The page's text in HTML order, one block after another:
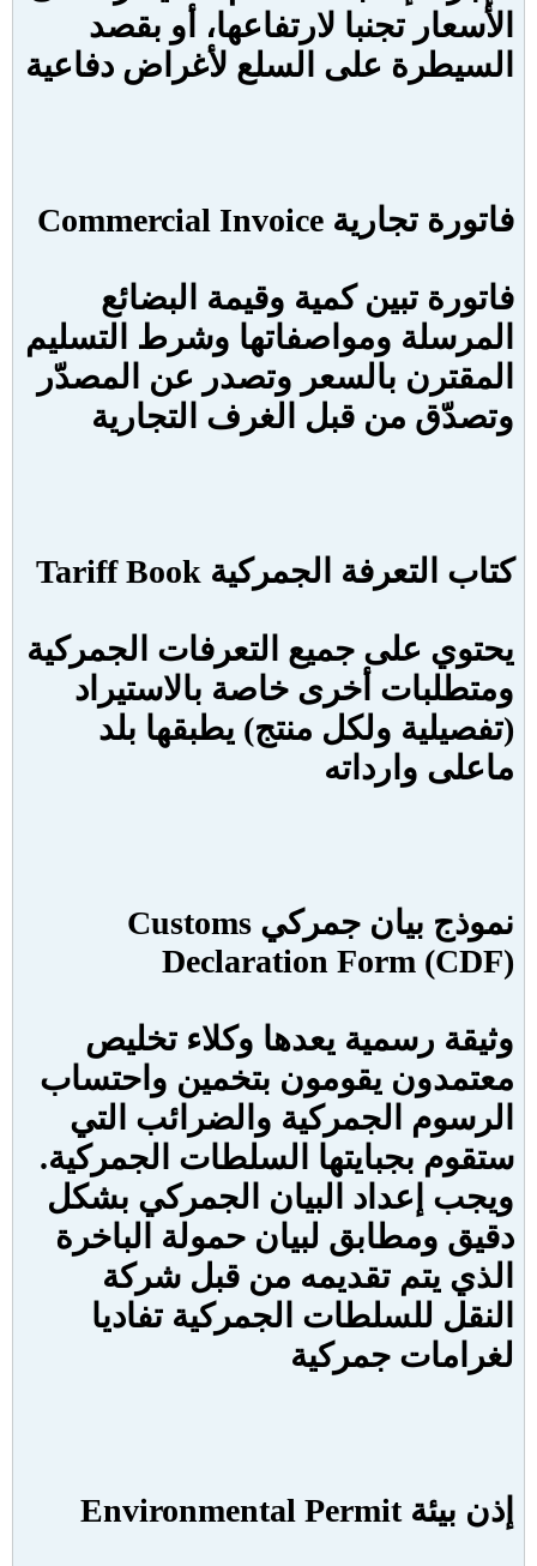
الأسعار تجنبا لارتفاعها، أو بقصد
السيطرة على السلع لأغراض دفاعية
فاتورة تجارية Commercial Invoice
فاتورة تبين كمية وقيمة البضائع
المرسلة ومواصفاتها وشرط التسليم
المقترن بالسعر وتصدر عن المصدّر
وتصدّق من قبل الغرف التجارية
كتاب التعرفة الجمركية Tariff Book
يحتوي على جميع التعرفات الجمركية
ومتطلبات أخرى خاصة بالاستيراد
(تفصيلية ولكل منتج) يطبقها بلد
ماعلى وارداته
نموذج بيان جمركي Customs
Declaration Form (CDF)
وثيقة رسمية يعدها وكلاء تخليص
معتمدون يقومون بتخمين واحتساب
الرسوم الجمركية والضرائب التي
ستقوم بجبايتها السلطات الجمركية.
ويجب إعداد البيان الجمركي بشكل
دقيق ومطابق لبيان حمولة الباخرة
الذي يتم تقديمه من قبل شركة
النقل للسلطات الجمركية تفاديا
لغرامات جمركية
إذن بيئةEnvironmental Permit